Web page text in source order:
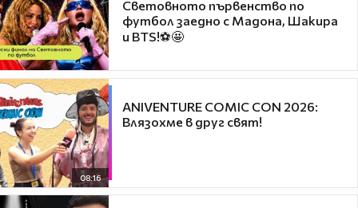
Световното първенство по
футбол заедно с Мадона, Шакира
и BTS!⚽🤩
08:16
ANIVENTURE COMIC CON 2026:
Влязохме в друг свят!